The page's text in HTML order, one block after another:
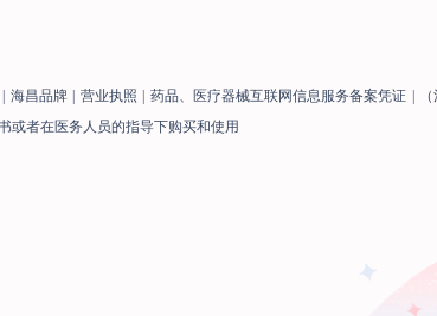
| 海昌品牌 | 营业执照 | 药品、医疗器械互联网信息服务备案凭证 |
或者在医务人员的指导下购买和使用